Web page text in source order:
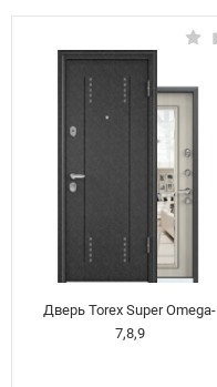
Дверь Torex Super Omega-
7,8,9